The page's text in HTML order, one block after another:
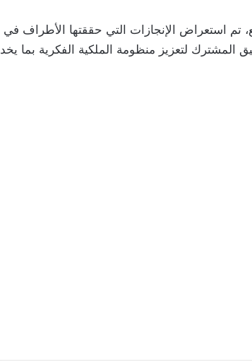
تم استعراض الإنجازات التي حققتها الأطراف في
المشترك لتعزيز منظومة الملكية الفكرية بما